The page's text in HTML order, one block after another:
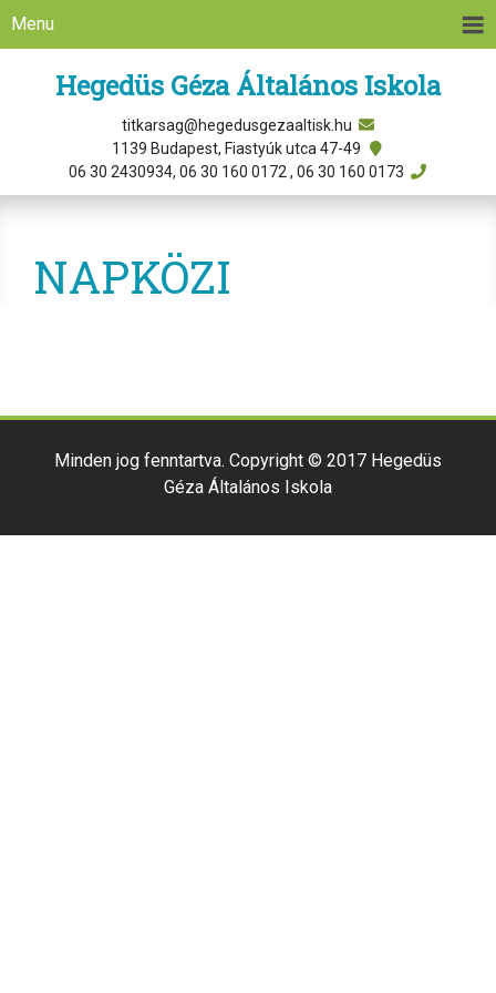
Menu
Hegedüs Géza Általános Iskola
titkarsag@hegedusgezaaltisk.hu
1139 Budapest, Fiastyúk utca 47-49
06 30 2430934, 06 30 160 0172 , 06 30 160 0173
NAPKÖZI
Minden jog fenntartva. Copyright © 2017 Hegedüs
Géza Általános Iskola